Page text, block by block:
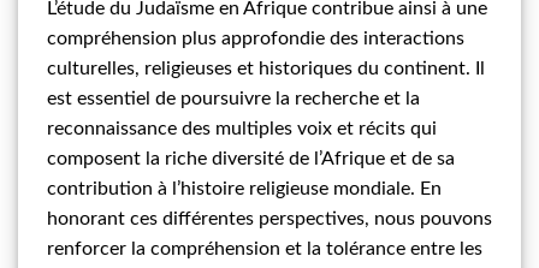
L’étude du Judaïsme en Afrique contribue ainsi à une
compréhension plus approfondie des interactions
culturelles, religieuses et historiques du continent. Il
est essentiel de poursuivre la recherche et la
reconnaissance des multiples voix et récits qui
composent la riche diversité de l’Afrique et de sa
contribution à l’histoire religieuse mondiale. En
honorant ces différentes perspectives, nous pouvons
renforcer la compréhension et la tolérance entre les